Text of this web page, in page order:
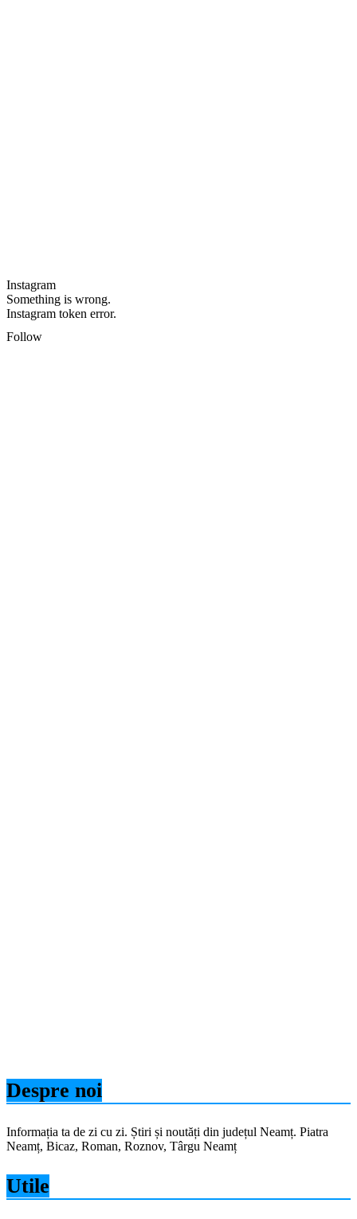
Instagram
Something is wrong.
Instagram token error.
Follow
Despre noi
Informația ta de zi cu zi. Știri și noutăți din județul Neamț. Piatra
Neamț, Bicaz, Roman, Roznov, Târgu Neamț
Utile